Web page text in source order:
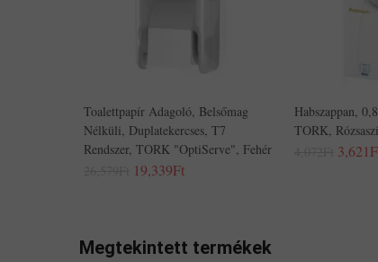
Toalettpapír Adagoló, Belsőmag
Nélküli, Duplatekercses, T7
Rendszer, TORK "OptiServe", Fehér
19,339Ft
Habszappan,
TORK,
Megtekintett termékek